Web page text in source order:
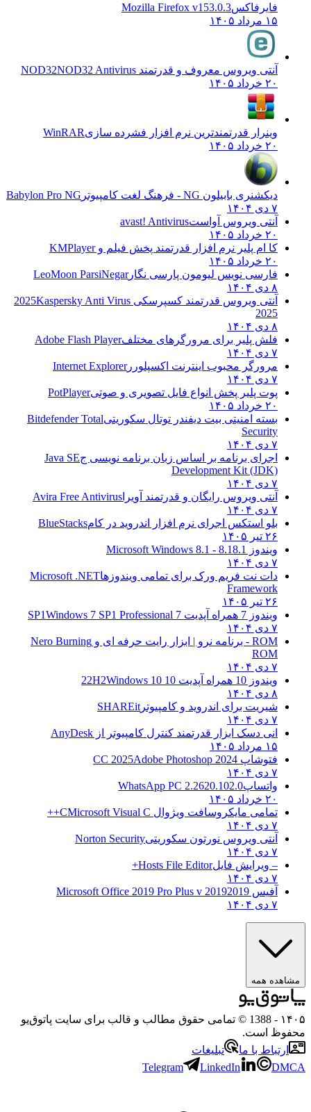
فایرفاکسMozilla Firefox v153.0.3
۱۵ مرداد ۱۴۰۵
آنتی ویروس معروف و قدرتمند NOD32 NOD32 Antivirus
۲۰ خرداد ۱۴۰۵
وینرار قدرتمندترین نرم افزار فشرده سازیWinRAR
۲۰ خرداد ۱۴۰۵
دیکشنری بابیلون NG - فرهنگ لغت کامپیوتر
Babylon Pro NG
۷ دی ۱۴۰۴
آنتی ویروس آواستavast! Antivirus
۲۰ خرداد ۱۴۰۵
کا ام پلیر نرم افزار قدرتمند پخش فیلم وKMPlayer
۲۰ خرداد ۱۴۰۵
فارسی نویس لیومون پارسی نگارLeoMoon ParsiNegar
۸ دی ۱۴۰۴
آنتی ویروس قدرتمند کسپرسکی 2025 Kaspersky Anti Virus
2025
۸ دی ۱۴۰۴
فلش پلیر برای مرورگرهای مختلفAdobe Flash Player
۷ دی ۱۴۰۴
مرورگر محبوب اینترنت اکسپلوررInternet Explorer
۷ دی ۱۴۰۴
پوت پلیر پخش انواع فایل تصویری و صوتیPotPlayer
۲۰ خرداد ۱۴۰۵
بسته امنیتی بیت دیفندر توتال سکوریتیBitdefender Total
Security
۷ دی ۱۴۰۴
اجرای برنامه بر اساس زبان برنامه نویسی جJava SE
Development Kit (JDK)
۷ دی ۱۴۰۴
آنتی ویروس رایگان و قدرتمند آویرا Avira Free Antivirus
۷ دی ۱۴۰۴
بلو استکس اجرای نرم افزار اندروید در کامBlueStacks
۲۶ تیر ۱۴۰۵
ویندوز 8.1
8.1 - Microsoft Windows 8.1
۷ دی ۱۴۰۴
دات نت فریم ورک برای تمامی ویندوزهاMicrosoft .NET
Framework
۲۶ تیر ۱۴۰۵
ویندوز 7 همراه آپدیت 7 SP1
Windows 7 SP1 Professional
۷ دی ۱۴۰۴
ROM - برنامه نرو | ابزار رایت حرفه ای و
Nero Burning
ROM
۷ دی ۱۴۰۴
ویندوز 10 همراه آپدیت 10 22H2
Windows 10
۸ دی ۱۴۰۴
شیریت برای اندروید و کامپیوتر SHAREit
۷ دی ۱۴۰۴
انی دسک ابزار قدرتمند کنترل کامپیوتر از AnyDesk
۱۵ مرداد ۱۴۰۵
فتوشاپ CC 2025 Adobe Photoshop 2024
۷ دی ۱۴۰۴
واتساپWhatsApp PC 2.2620.102.0
۲۰ خرداد ۱۴۰۵
تمامی مایکروسافت ویژوال C Microsoft Visual C++
۷ دی ۱۴۰۴
آنتی ویروس نورتون سکوریتیNorton Security
۷ دی ۱۴۰۴
– ویرایش فایلHosts File Editor+
۷ دی ۱۴۰۴
آفیس 2019 2019 Microsoft Office 2019 Pro Plus v
۷ دی ۱۴۰۴
مشاهده همه
۱۴۰۵
- 1388 © تمامی حقوق مطالب و قالب برای سایت پاتوق‌یو
محفوظ است.
ارتباط با ما
تبلیغات
Telegram
LinkedIn DMCA